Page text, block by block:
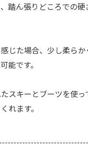
踏ん張りどころでの
じた場合、少し柔らか
能です。
スキーとブーツを使
れます。